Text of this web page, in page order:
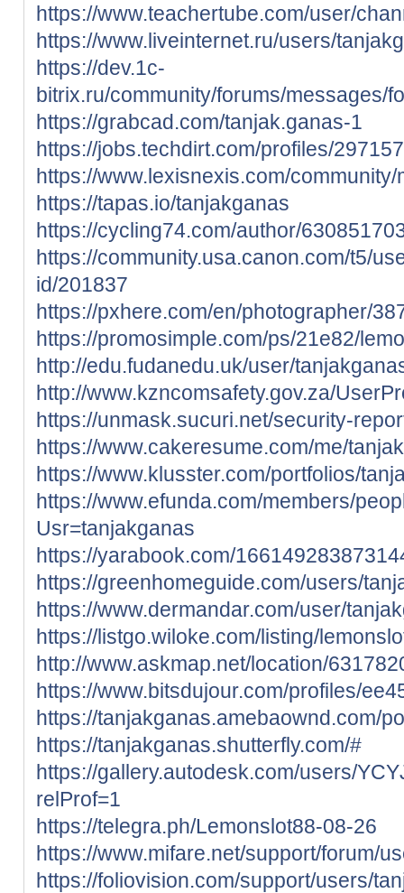
https://www.teachertube.com/user/
https://www.liveinternet.ru/users/
https://dev.1c-
bitrix.ru/community/forums/messages/
https://grabcad.com/tanjak.ganas-1
https://jobs.techdirt.com/profiles/
https://www.lexisnexis.com/
https://tapas.io/tanjakganas
https://cycling74.com/author/
https://community.usa.canon.com/t5/
id/201837
https://pxhere.com/en/photographer/
https://promosimple.com/ps/21e82/
http://edu.fudanedu.uk/user/
http://www.kzncomsafety.gov.za/
https://unmask.sucuri.net/security-
https://www.cakeresume.com/me/
https://www.klusster.com/portfolios/
https://www.efunda.com/members/
Usr=tanjakganas
https://yarabook.com/
https://greenhomeguide.com/users/
https://www.dermandar.com/user/
https://listgo.wiloke.com/listing/
http://www.askmap.net/location/
https://www.bitsdujour.com/profiles/
https://tanjakganas.amebaownd.com/
https://tanjakganas.shutterfly.com/#
https://gallery.autodesk.com/users/
relProf=1
https://telegra.ph/Lemonslot88-08-26
https://www.mifare.net/support/forum/
https://foliovision.com/support/users/